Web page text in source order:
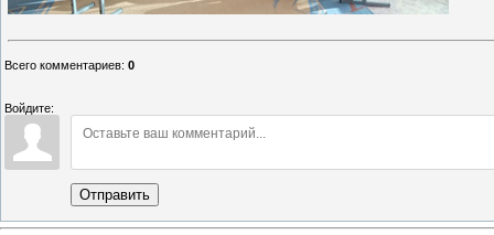
Всего комментариев: 0
Войдите:
Отправить